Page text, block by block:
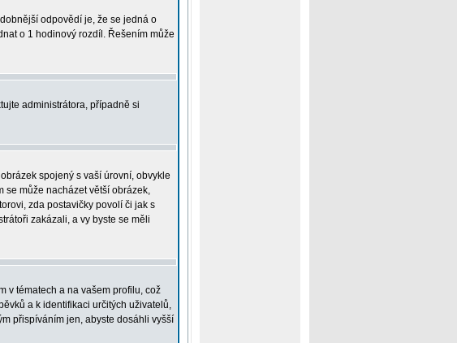
odpovědí je, že se jedná o
o 1 hodinový rozdíl. Řešením může
administrátora, případně si
spojený s vaší úrovní, obvykle
se může nacházet větší obrázek,
zda postavičky povolí či jak s
zakázali, a vy byste se měli
v tématech a na vašem profilu, což
a k identifikaci určitých uživatelů,
přispíváním jen, abyste dosáhli vyšší